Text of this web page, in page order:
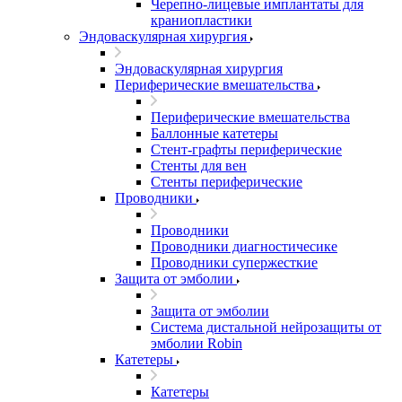
Черепно-лицевые имплантаты для
краниопластики
Эндоваскулярная хирургия
Эндоваскулярная хирургия
Периферические вмешательства
Периферические вмешательства
Баллонные катетеры
Стент-графты периферические
Стенты для вен
Стенты периферические
Проводники
Проводники
Проводники диагностичесике
Проводники супержесткие
Защита от эмболии
Защита от эмболии
Cистема дистальной нейрозащиты от
эмболии Robin
Катетеры
Катетеры